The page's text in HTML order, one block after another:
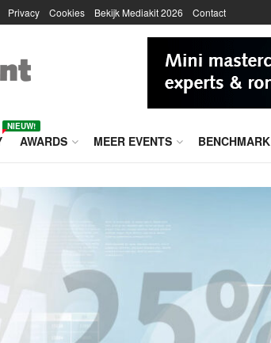
Privacy Cookies Bekijk Mediakit 2026 Contact
NIEUW!
AWARDS MEER EVENTS BENCHMARK